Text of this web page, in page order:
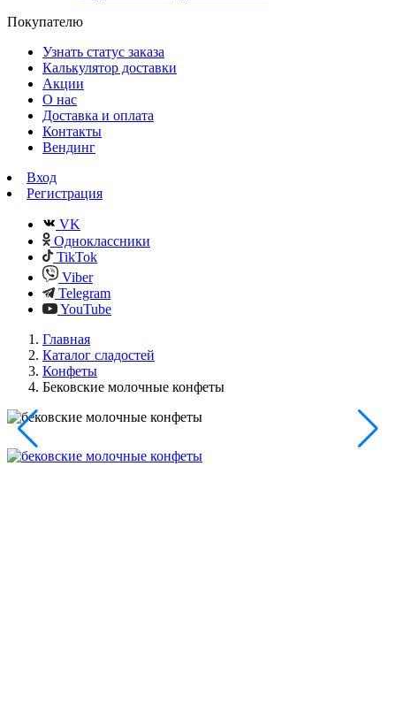
Покупателю
Узнать статус заказа
Калькулятор доставки
Акции
О нас
Доставка и оплата
Контакты
Вендинг
Вход
Регистрация
VK
Одноклассники
TikTok
Viber
Telegram
YouTube
Главная
Каталог сладостей
Конфеты
Бековские молочные конфеты